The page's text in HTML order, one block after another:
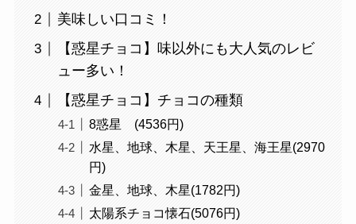
美味しい口コミ！
【惑星チョコ】味以外にも大人気のレビ
ュー多い！
【惑星チョコ】チョコの種類
8惑星 (4536円)
水星、地球、木星、天王星、海王星(2970
円)
金星、地球、木星(1782円)
太陽系チョコ懐石(5076円)